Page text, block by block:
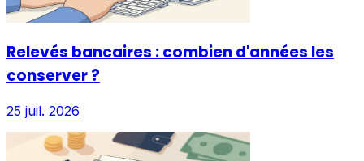
Relevés bancaires : combien d'années les
conserver ?
25 juil. 2026